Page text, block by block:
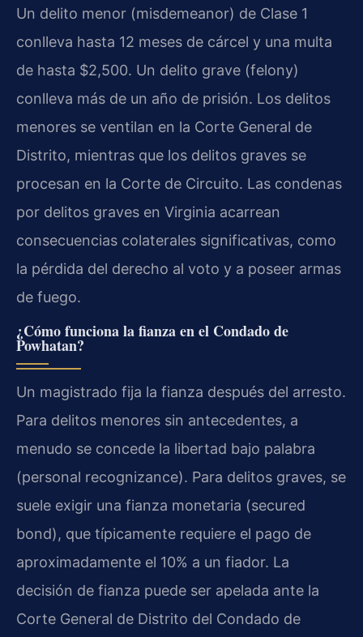
Un delito menor (misdemeanor) de Clase 1
conlleva hasta 12 meses de cárcel y una multa
de hasta $2,500. Un delito grave (felony)
conlleva más de un año de prisión. Los delitos
menores se ventilan en la Corte General de
Distrito, mientras que los delitos graves se
procesan en la Corte de Circuito. Las condenas
por delitos graves en Virginia acarrean
consecuencias colaterales significativas, como
la pérdida del derecho al voto y a poseer armas
de fuego.
¿Cómo funciona la fianza en el Condado de
Powhatan?
Un magistrado fija la fianza después del arresto.
Para delitos menores sin antecedentes, a
menudo se concede la libertad bajo palabra
(personal recognizance). Para delitos graves, se
suele exigir una fianza monetaria (secured
bond), que típicamente requiere el pago de
aproximadamente el 10% a un fiador. La
decisión de fianza puede ser apelada ante la
Corte General de Distrito del Condado de